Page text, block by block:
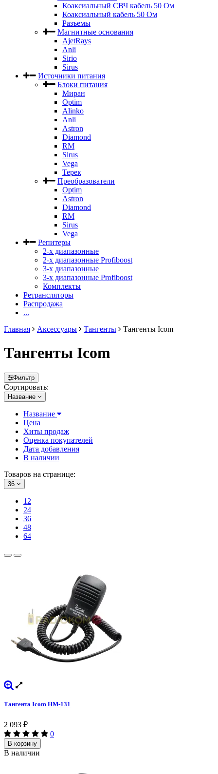
Коаксиальный СВЧ кабель 50 Ом
Коаксиальный кабель 50 Ом
Разъемы
Магнитные основания
AjetRays
Anli
Sirio
Sirus
Источники питания
Блоки питания
Миран
Optim
Alinko
Anli
Astron
Diamond
RM
Sirus
Vega
Терек
Преобразователи
Optim
Astron
Diamond
RM
Sirus
Vega
Репитеры
2-х диапазонные
2-х диапазонные Profiboost
3-х диапазонные
3-х диапазонные Profiboost
Комплекты
Ретрансляторы
Распродажа
...
Главная
Аксессуары Тангенты Тангенты Icom
Тангенты Icom
Фильтр
Сортировать:
Название
Название
Цена
Хиты продаж
Оценка покупателей
Дата добавления
В наличии
Товаров на странице:
36
12
24
36
48
64
Тангента Icom HM-131
2 093 ₽
0
В корзину
В наличии